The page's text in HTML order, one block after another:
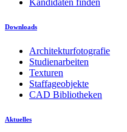
Kandidaten finden
Downloads
Architekturfotografie
Studienarbeiten
Texturen
Staffageobjekte
CAD Bibliotheken
Aktuelles